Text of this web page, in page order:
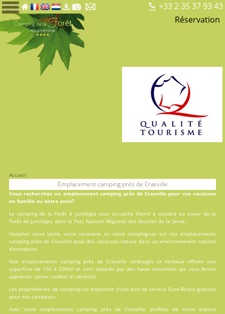
+33 2 35 37 93 43
Réservation
Accueil
Emplacement camping près de Crasville
Vous recherchez un emplacement camping près de Crasville pour vos vacances
en famille ou entre amis?
Le camping de la Forêt à Jumièges vous accueille d'avril à octobre au coeur de la
Forêt de Jumièges, dans le Parc Naturel Régional des Boucles de la Seine.
Installez votre tente, votre caravane ou votre camping-car sur nosemplacements
camping près de Crasville pour des vacances nature dans un environnement naturel
d'exception.
Nos emplacements camping près de Crasville ombragés et herbeux offrent une
superficie de 100 à 200m² et sont séparés par des haies naturelles qui vous feront
apprécier calme, confort et sérénité.
Les propriétaires de camping-car disposent d'une aire de service Euro-Relais gratuite
pour nos campeurs.
Avec votre emplacement camping près de Crasville, profitez de notre espace